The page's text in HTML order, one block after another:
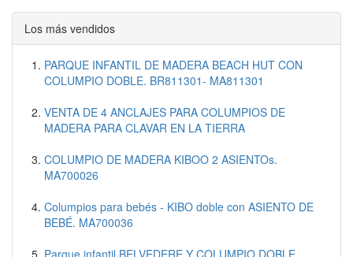
Los más vendidos
PARQUE INFANTIL DE MADERA BEACH HUT CON
COLUMPIO DOBLE. BR811301- MA811301
VENTA DE 4 ANCLAJES PARA COLUMPIOS DE
MADERA PARA CLAVAR EN LA TIERRA
COLUMPIO DE MADERA KIBOO 2 ASIENTOs.
MA700026
Columpios para bebés - KIBO doble con ASIENTO DE
BEBÉ. MA700036
Parque infantil BELVEDERE Y COLUMPIO DOBLE.